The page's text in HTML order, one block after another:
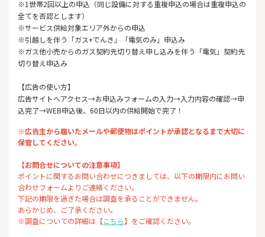
※1世帯2回以上の申込（同じ設備に対する重複申込の場合は重複申込の
全てを否認とします）
※サービス供給対象エリア外からの申込
※引越しを伴う「ガス+でんき」「電気のみ」申込み
※ガス他小売からのガス契約先切り替え申し込みを伴う「電気」契約先
切り替え申込み
【広告の使い方】
広告サイトへアクセス→お申込みフォームの入力→入力内容の確認→申
込完了→WEB申込後、60日以内の供給開始で完了！
※広告主から届いたメールや郵便物はポイントが承認となるまで大切に
保管してください。
【お問合せについての注意事項】
ポイントに関するお問い合わせにつきましては、以下の期限内にお問い
合わせフォームよりご連絡ください。
下記の期限を過ぎた場合は調査を承ることができません。
あらかじめ、ご了承ください。
※調査についての詳細は【こちら】をご確認ください。